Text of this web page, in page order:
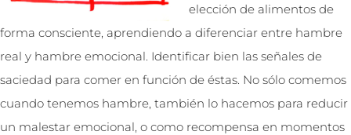
elección de alimentos de
forma consciente, aprendiendo a diferenciar entre hambre
real y hambre emocional. Identificar bien las señales de
saciedad para comer en función de éstas. No sólo comemos
cuando tenemos hambre, también lo hacemos para reducir
un malestar emocional, o como recompensa en momentos